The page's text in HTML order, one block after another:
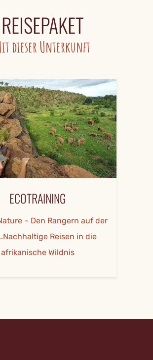
REISEPAKET
dieser Unterkunft
ECOTRAINING
– Den Rangern auf der
Reisen in die
afrikanische Wildnis